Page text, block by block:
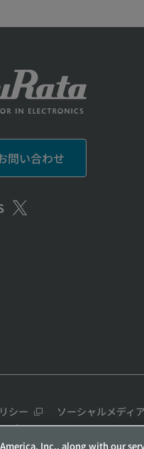
問い合わせ
シー ソーシャルメディ
プ
Inc., along with our